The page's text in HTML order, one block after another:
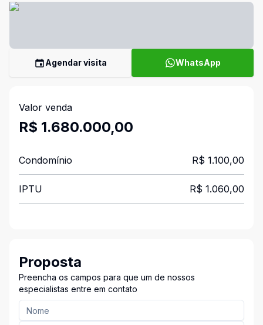
Agendar visita WhatsApp
Valor venda
R$ 1.680.000,00
Condomínio R$ 1.100,00
IPTU R$ 1.060,00
Proposta
Preencha os campos para que um de nossos
especialistas entre em contato